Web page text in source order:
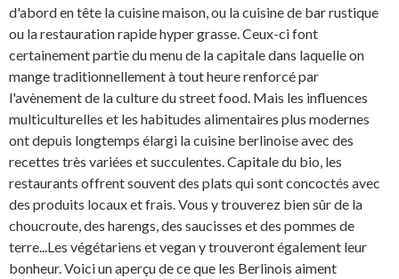
d'abord en tête la cuisine maison, ou la cuisine de bar rustique
ou la restauration rapide hyper grasse. Ceux-ci font
certainement partie du menu de la capitale dans laquelle on
mange traditionnellement à tout heure renforcé par
l'avènement de la culture du street food. Mais les influences
multiculturelles et les habitudes alimentaires plus modernes
ont depuis longtemps élargi la cuisine berlinoise avec des
recettes très variées et succulentes. Capitale du bio, les
restaurants offrent souvent des plats qui sont concoctés avec
des produits locaux et frais. Vous y trouverez bien sûr de la
choucroute, des harengs, des saucisses et des pommes de
terre...Les végétariens et vegan y trouveront également leur
bonheur. Voici un aperçu de ce que les Berlinois aiment